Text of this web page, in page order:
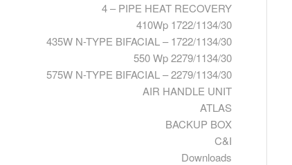
4 – PIPE HEAT RECOVERY
410Wp 1722/1134/30
435W N-TYPE BIFACIAL – 1722/1134/30
550 Wp 2279/1134/30
575W N-TYPE BIFACIAL – 2279/1134/30
AIR HANDLE UNIT
ATLAS
BACKUP BOX
C&I
Downloads